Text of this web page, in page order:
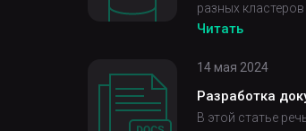
разных
Читать
14 мая 2024
Разработка
В этой статье